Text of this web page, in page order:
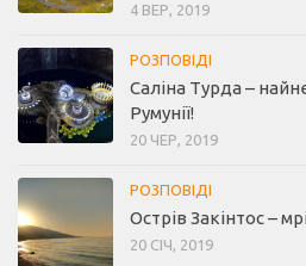
4 ВЕР, 2019
РОЗПОВІДІ
Саліна Турда –
Румунії!
20 ЧЕР, 2019
РОЗПОВІДІ
Острів Закінтос –
20 СІЧ, 2019